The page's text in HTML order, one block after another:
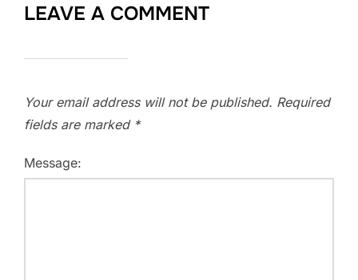
LEAVE A COMMENT
Your email address will not be published. Required
fields are marked *
Message: